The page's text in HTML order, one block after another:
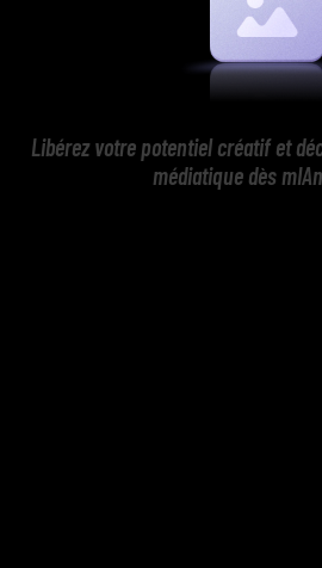
Libérez votre potentiel créatif et
médiatique dès